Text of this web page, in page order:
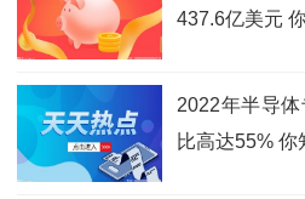
437.6亿美元
2022年半导
比高达55% 你